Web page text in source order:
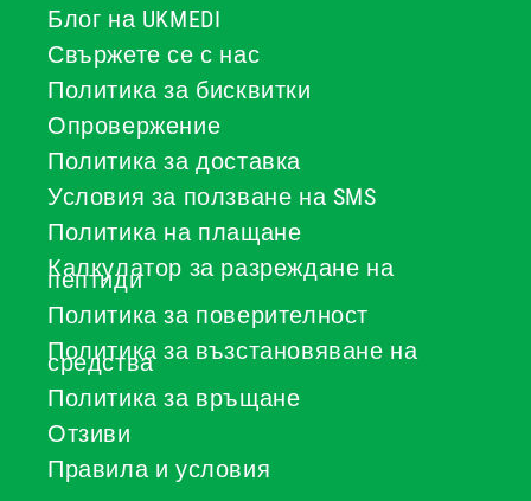
Блог на UKMEDI
Свържете се с нас
Политика за бисквитки
Опровержение
Политика за доставка
Условия за ползване на SMS
Политика на плащане
Калкулатор за разреждане на
пептиди
Политика за поверителност
Политика за възстановяване на
средства
Политика за връщане
Отзиви
Правила и условия